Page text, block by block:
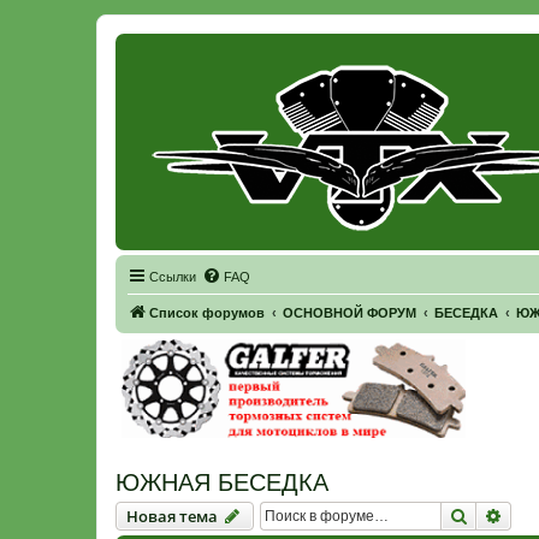
Ссылки FAQ
Список форумов ОСНОВНОЙ ФОРУМ БЕСЕДКА
ЮЖНАЯ БЕСЕДКА
Новая тема
Новаятема Поиск